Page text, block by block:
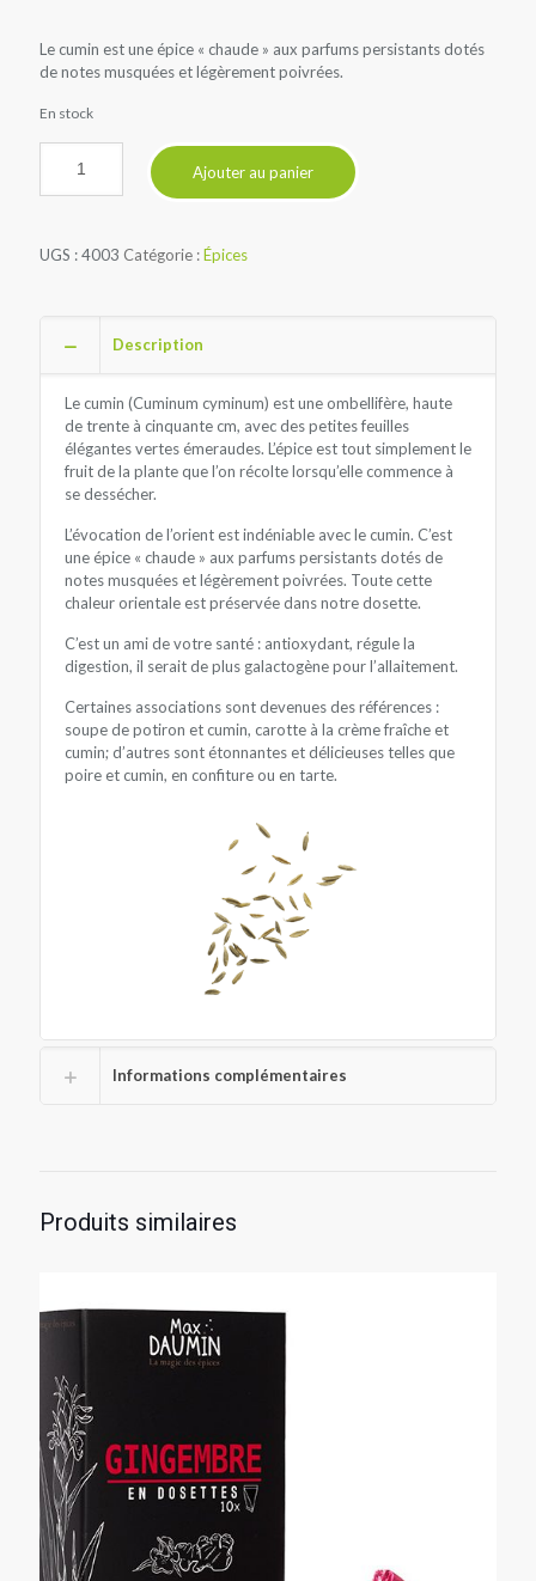
Le cumin est une épice « chaude » aux parfums persistants dotés
de notes musquées et légèrement poivrées.
En stock
Ajouter au panier
UGS :4003 Catégorie :Épices
Description
Le cumin (Cuminum cyminum) est une ombellifère, haute
de trente à cinquante cm, avec des petites feuilles
élégantes vertes émeraudes. L’épice est tout simplement le
fruit de la plante que l’on récolte lorsqu’elle commence à
se dessécher.
L’évocation de l’orient est indéniable avec le cumin. C’est
une épice « chaude » aux parfums persistants dotés de
notes musquées et légèrement poivrées. Toute cette
chaleur orientale est préservée dans notre dosette.
C’est un ami de votre santé : antioxydant, régule la
digestion, il serait de plus galactogène pour l’allaitement.
Certaines associations sont devenues des références :
soupe de potiron et cumin, carotte à la crème fraîche et
cumin; d’autres sont étonnantes et délicieuses telles que
poire et cumin, en confiture ou en tarte.
Informations complémentaires
Produits similaires